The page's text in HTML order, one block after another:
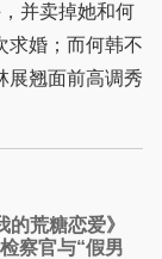
并卖掉她和何
求婚；而何韩不
展翘面前高调秀
荒糖恋爱》
察官与“假男